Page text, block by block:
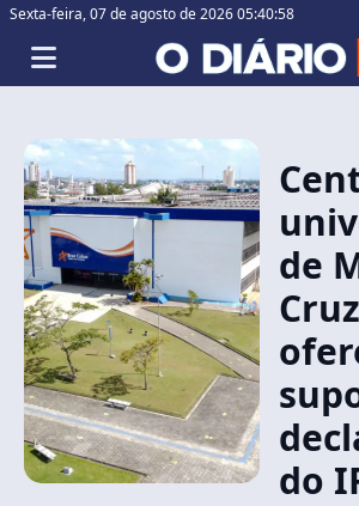
Sexta-feira,07 de agosto de 2026 05:40:59
de
do